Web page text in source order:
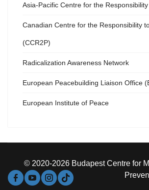
Asia-Pacific Centre for the
Canadian Centre for the Responsibility
(CCR2P)
Radicalization Awareness Network
European Peacebuilding Liaison Office
European Institute of Peace
© 2020-2026 Budapest Centre for